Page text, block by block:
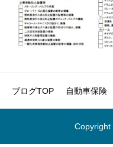
ブログTOP 自動車保険
Copyright